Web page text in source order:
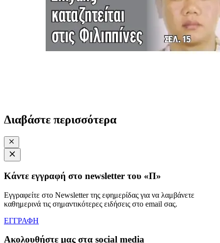
Διαβάστε περισσότερα
Κάντε εγγραφή στο newsletter του «Π»
Εγγραφείτε στο Newsletter της εφημερίδας για να λαμβάνετε
καθημερινά τις σημαντικότερες ειδήσεις στο email σας.
ΕΓΓΡΑΦΗ
Ακολουθήστε μας στα social media